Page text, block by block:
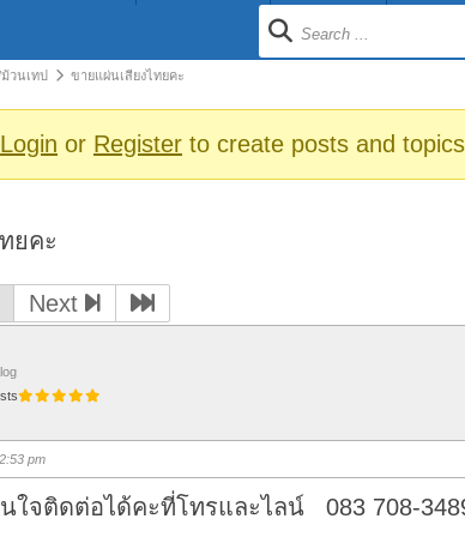
วนเทป ขายแผ่นเสียงไทยคะ
Login or Registerto create posts and
ยคะ
Next
pm
ใจติดต่อได้คะที่โทรและไลน์ 083 708-